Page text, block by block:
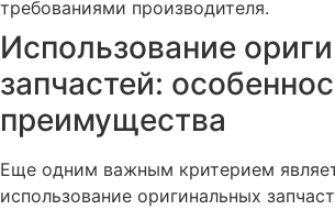
требованиями производителя.
Использование
запчастей:
преимущества
Еще одним важным критерием
использование оригинальных